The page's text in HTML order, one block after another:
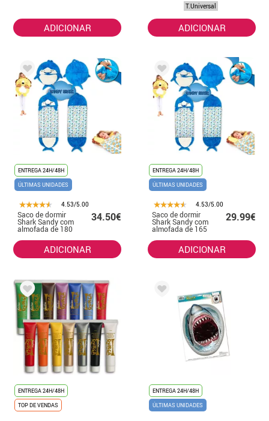
ADICIONAR
T.Universal
ADICIONAR
ENTREGA 24H/48H
ÚLTIMAS UNIDADES
4.53/5.00
Saco de dormir
Shark Sandy com
almofada de 180
34.50€
ADICIONAR
ENTREGA 24H/48H
ÚLTIMAS UNIDADES
4.53/5.00
Saco de dormir
Shark Sandy com
almofada de 165
29.99€
ADICIONAR
ENTREGA 24H/48H
TOP DE VENDAS
ENTREGA 24H/48H
ÚLTIMAS UNIDADES